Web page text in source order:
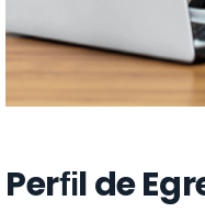
Perﬁl de